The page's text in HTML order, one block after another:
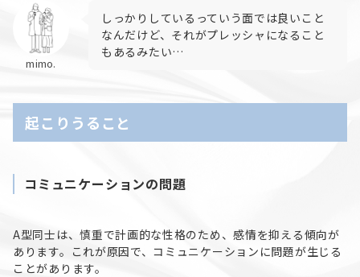
mimo.
しっかりしているっていう面では良いこと
なんだけど、それがプレッシャになること
もあるみたい…
起こりうること
コミュニケーションの問題
A型同士は、慎重で計画的な性格のため、感情を抑える傾向が
あります。これが原因で、コミュニケーションに問題が生じる
ことがあります。